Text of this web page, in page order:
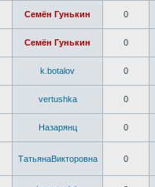
Семён Гунькин 0
Семён Гунькин 0
k.botalov 0
vertushka 0
Назарянц 0
ТатьянаВикторовна 0